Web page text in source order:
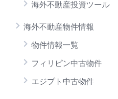
海外不動産投資ツール
海外不動産物件情報
物件情報一覧
フィリピン中古物件
エジプト中古物件